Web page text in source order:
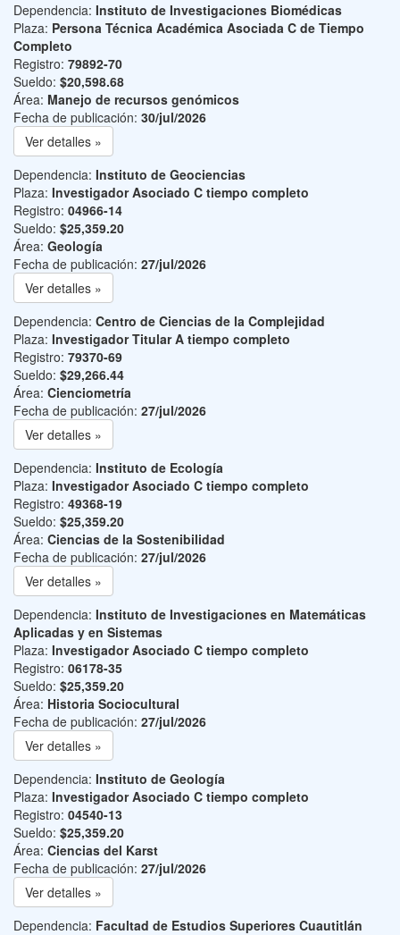
Dependencia: Instituto de Investigaciones Biomédicas
Plaza: Persona Técnica Académica Asociada C de Tiempo
Completo
Registro: 79892-70
Sueldo: $20,598.68
Área: Manejo de recursos genómicos
Fecha de publicación: 30/jul/2026
Ver detalles »
Dependencia: Instituto de Geociencias
Plaza: Investigador Asociado C tiempo completo
Registro: 04966-14
Sueldo: $25,359.20
Área: Geología
Fecha de publicación: 27/jul/2026
Ver detalles »
Dependencia: Centro de Ciencias de la Complejidad
Plaza: Investigador Titular A tiempo completo
Registro: 79370-69
Sueldo: $29,266.44
Área: Cienciometría
Fecha de publicación: 27/jul/2026
Ver detalles »
Dependencia: Instituto de Ecología
Plaza: Investigador Asociado C tiempo completo
Registro: 49368-19
Sueldo: $25,359.20
Área: Ciencias de la Sostenibilidad
Fecha de publicación: 27/jul/2026
Ver detalles »
Dependencia: Instituto de Investigaciones en Matemáticas
Aplicadas y en Sistemas
Plaza: Investigador Asociado C tiempo completo
Registro: 06178-35
Sueldo: $25,359.20
Área: Historia Sociocultural
Fecha de publicación: 27/jul/2026
Ver detalles »
Dependencia: Instituto de Geología
Plaza: Investigador Asociado C tiempo completo
Registro: 04540-13
Sueldo: $25,359.20
Área: Ciencias del Karst
Fecha de publicación: 27/jul/2026
Ver detalles »
Dependencia: Facultad de Estudios Superiores Cuautitlán